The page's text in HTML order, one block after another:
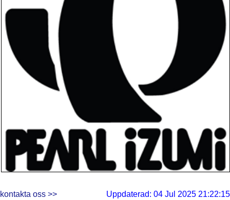
kontakta oss >> Uppdaterad: 04 Jul 2025 21:22:15